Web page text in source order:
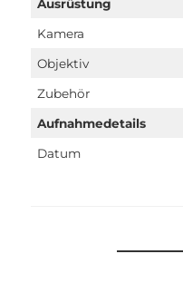
Ausrüstung
Kamera
Objektiv
Zubehör
Aufnahmedetails
Datum